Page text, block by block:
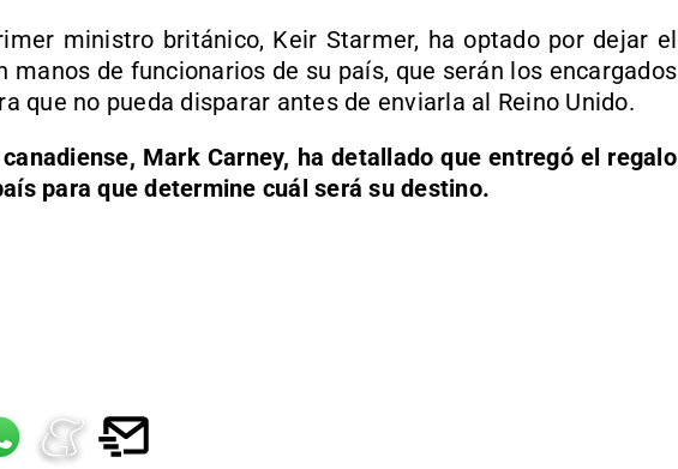
ministro británico, Keir Starmer, ha optado por dejar el
manos de funcionarios de su país, que serán los encargados
que no pueda disparar antes de enviarla al Reino Unido.
Mark Carney, ha detallado que entregó el regalo
para que determine cuál será su destino.